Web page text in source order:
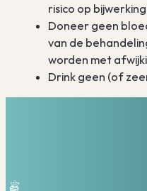
risico op
Doneer geen
van de
worden met
Drink geen (of